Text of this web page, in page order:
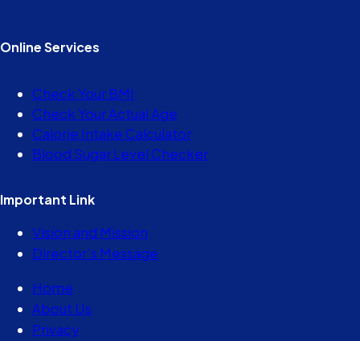
Online Services
Check Your BMI
Check Your Actual Age
Calorie Intake Calculator
Blood Sugar Level Checker
Important Link
Vision and Mission
Director’s Message
Home
About Us
Privacy